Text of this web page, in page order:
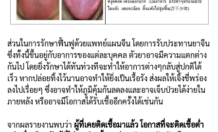
ส่วนในการรักษาฟื้นฟูด้วยแพทย์แผนจีน โดยการรับประทานยาจีน
ซึ่งทั้งนี้ขึ้นอยู่กับอาการของแต่ละบุคคล ตัวยาอาจมีความแตกต่าง
กันไป โดยยิ่งรักษาได้ทันท่วงทีจะทำให้อาการต่างๆกลับสู่ปกติได้
เร็ว หากปล่อยทิ้งไว้นานอาจทำให้ยิ่งเป็นเรื้อรัง ส่งผลให้เจิ้งชี่พร่อง
ลงไปเรื่อยๆ ซึ่งอาจทำให้ภูมิคุ้มกันลดลงและอาจเจ็บป่วยได้ง่ายใน
ภายหลัง หรืออาจมีโอกาสได้รับเชื้ออีกครั้งได้เช่นกัน
จากผลรายงานพบว่า ผู้ที่เคยติดเชื้อมาแล้ว โอกาสที่จะติดเชื้อต่ำ